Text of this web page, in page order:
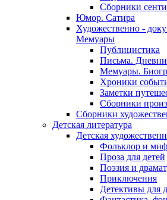
Сборники
Юмор. Сатира
Художественно -
Мемуары
Публицистика
Письма.
Мемуары.
Хроники
Заметки
Сборники
Сборники
Детская литература
Детская
Фольклор и
Проза для детей
Поэзия и
Приключения
Детективы для